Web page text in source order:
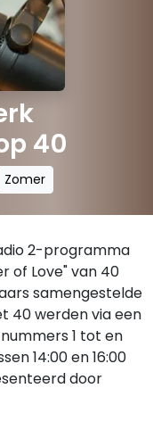
40
Zomer
2-programma
of Love" van 40
samengestelde
40 werden via een
1 tot en
14:00 en 16:00
door